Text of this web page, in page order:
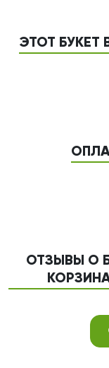
ЭТОТ БУКЕТ
ОТЗЫВЫ О